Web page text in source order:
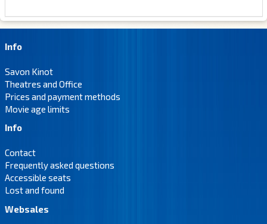
Info
Savon Kinot
Theatres and Office
Prices and payment methods
Movie age limits
Info
Contact
Frequently asked questions
Accessible seats
Lost and found
Websales